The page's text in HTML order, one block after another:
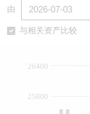
由
与相关资产比较
25800
26400
认股证/牛熊证日志
牛熊证到期结算价查找
中资ETFs溢价比较